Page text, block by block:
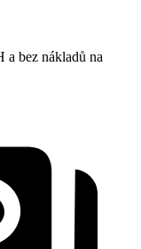
bez nákladů na